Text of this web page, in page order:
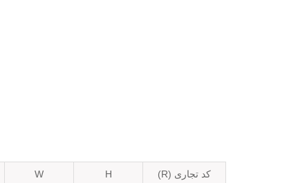
کد تجاری (R) H
W